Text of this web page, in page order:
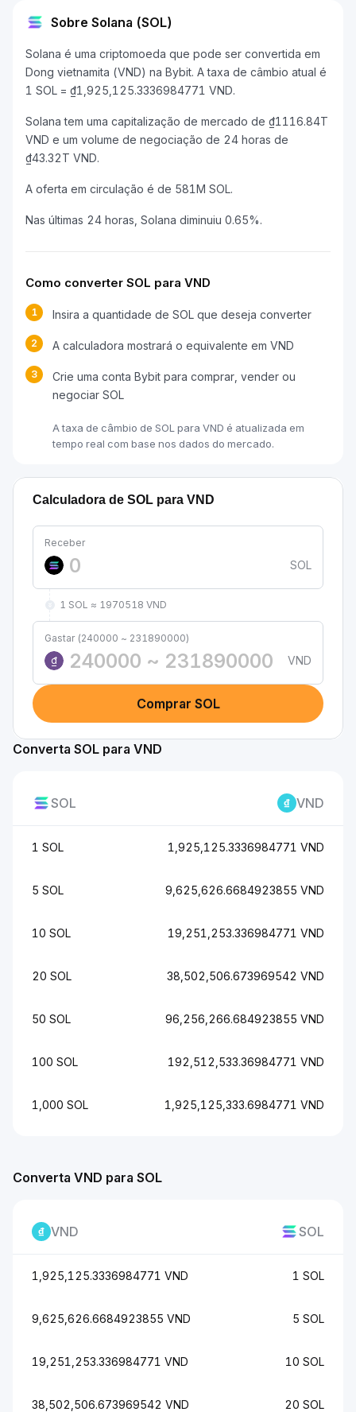
Sobre Solana (SOL)
Solana é uma criptomoeda que pode ser convertida em
Dong vietnamita (VND) na Bybit. A taxa de câmbio atual é
1 SOL = ₫1,925,125.3336984771 VND.
Solana tem uma capitalização de mercado de ₫1116.84T
VND e um volume de negociação de 24 horas de
₫43.32T VND.
A oferta em circulação é de 581M SOL.
Nas últimas 24 horas, Solana diminuiu 0.65%.
Como converter SOL para VND
1 Insira a quantidade de SOL que deseja converter
2 A calculadora mostrará o equivalente em VND
3
Crie uma conta Bybit para comprar, vender ou
negociar SOL
A taxa de câmbio de SOL para VND é atualizada em
tempo real com base nos dados do mercado.
Calculadora de SOL para VND
Receber
SOL
1 SOL ≈ 1970518 VND
Gastar (240000 ~ 231890000)
₫
VND
Comprar SOL
Converta SOL para VND
SOL VND
1 SOL 1,925,125.3336984771 VND
5 SOL 9,625,626.6684923855 VND
10 SOL 19,251,253.336984771 VND
20 SOL 38,502,506.673969542 VND
50 SOL 96,256,266.684923855 VND
100 SOL 192,512,533.36984771 VND
1,000 SOL 1,925,125,333.6984771 VND
Converta VND para SOL
VND SOL
1,925,125.3336984771 VND 1 SOL
9,625,626.6684923855 VND 5 SOL
19,251,253.336984771 VND 10 SOL
38,502,506.673969542 VND 20 SOL